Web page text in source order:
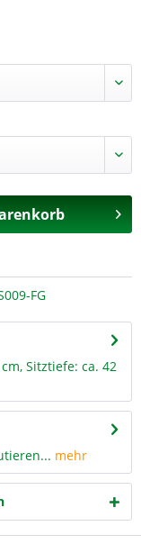
FG
Sitztiefe: ca. 42
mehr